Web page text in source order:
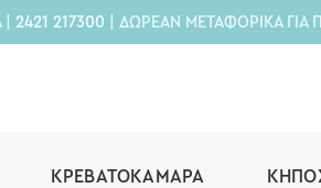
| 2421 217300 | ΔΩΡΕΑΝ ΜΕΤΑΦΟΡΙΚΑ ΓΙΑ
ΚΡΕΒΑΤΟΚΆΜΑΡΑ